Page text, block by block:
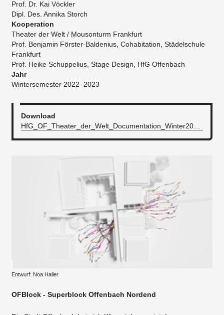
Prof. Dr. Kai Vöckler
Dipl. Des. Annika Storch
Kooperation
Theater der Welt / Mousonturm Frankfurt
Prof. Benjamin Förster-Baldenius, Cohabitation, Städelschule
Frankfurt
Prof. Heike Schuppelius, Stage Design, HfG Offenbach
Jahr
Wintersemester 2022–2023
Download
Entwurf: Noa Haller
OFBlock - Superblock Offenbach Nordend